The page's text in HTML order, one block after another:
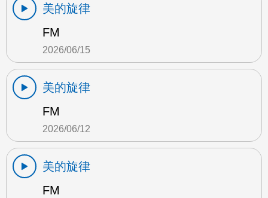
美的旋律
FM
2026/06/15
美的旋律
FM
2026/06/12
美的旋律
FM